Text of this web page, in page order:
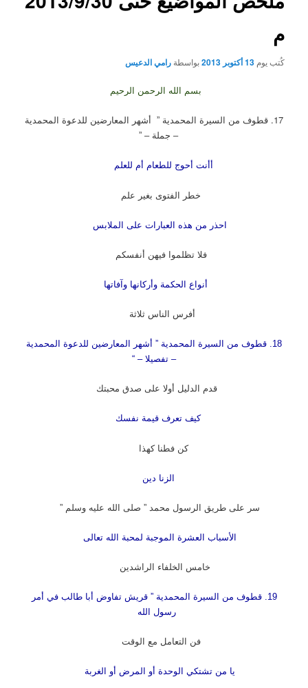
م
كُتب يوم13 أكتوبر 2013 بواسطةرامي الدعيس
بسم الله الرحمن الرحيم
17. قطوف من السيرة المحمدية ” أشهر المعارضين للدعوة المحمدية
– جملة – ”
أأنت أحوج للطعام أم للعلم
خطر الفتوى بغير علم
احذر من هذه العبارات على الملابس
فلا تظلموا فيهن أنفسكم
أنواع الحكمة وأركانها وآفاتها
أفرس الناس ثلاثة
18. قطوف من السيرة المحمدية ” أشهر المعارضين للدعوة المحمدية
– تفصيلا – “
قدم الدليل أولا على صدق محبتك
كيف تعرف قيمة نفسك
كن فطنا كهذا
الزنا دين
سر على طريق الرسول محمد ” صلى الله عليه وسلم ”
الأسباب العشرة الموجبة لمحبة الله تعالى
خامس الخلفاء الراشدين
19. قطوف من السيرة المحمدية ” قريش تفاوض أبا طالب في أمر
رسول الله
فن التعامل مع الوقت
يا من تشتكي الوحدة أو المرض أو الغربة